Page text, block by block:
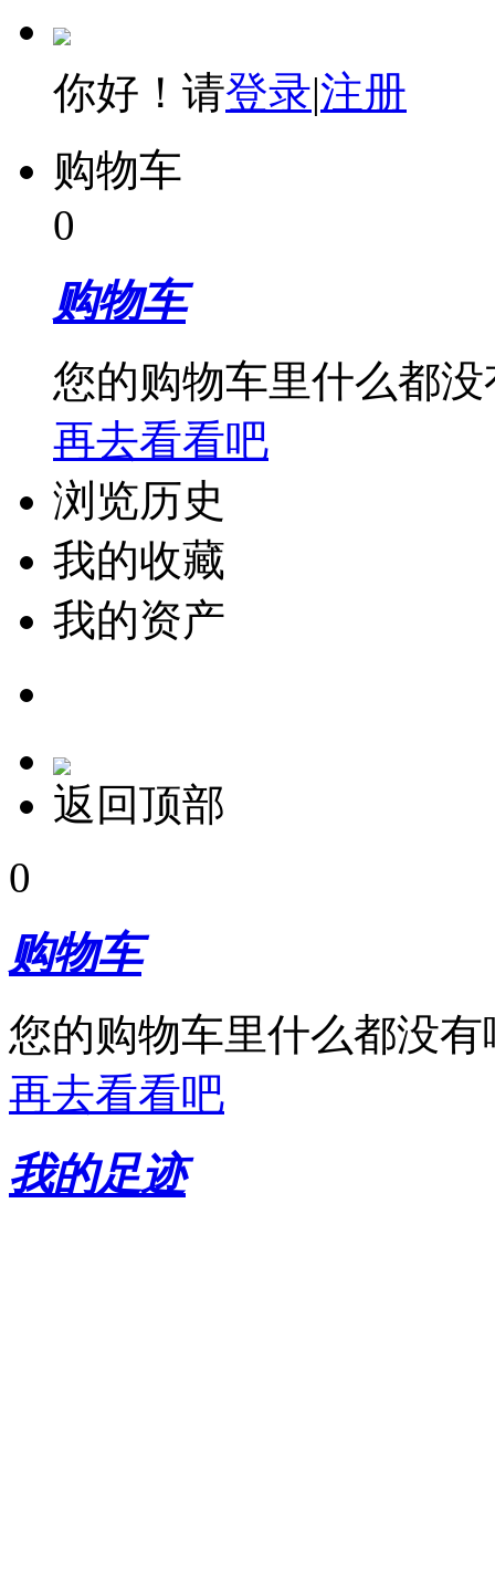
你好！请登录|注册
购物车
0
购物车
您的购物车里什么都没
再去看看吧
浏览历史
我的收藏
我的资产
返回顶部
0
购物车
您的购物车里什么都没有
再去看看吧
我的足迹